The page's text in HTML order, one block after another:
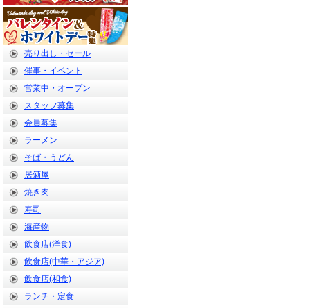
売り出し・セール
催事・イベント
営業中・オープン
スタッフ募集
会員募集
ラーメン
そば・うどん
居酒屋
焼き肉
寿司
海産物
飲食店(洋食)
飲食店(中華・アジア)
飲食店(和食)
ランチ・定食